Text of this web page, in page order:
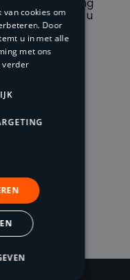
is voor u
van cookies om
Door
u in met alle
met ons
verder